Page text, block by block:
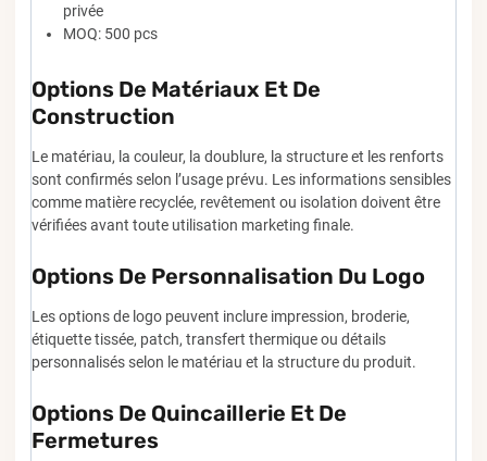
privée
MOQ: 500 pcs
Options De Matériaux Et De
Construction
Le matériau, la couleur, la doublure, la structure et les renforts
sont confirmés selon l’usage prévu. Les informations sensibles
comme matière recyclée, revêtement ou isolation doivent être
vérifiées avant toute utilisation marketing finale.
Options De Personnalisation Du Logo
Les options de logo peuvent inclure impression, broderie,
étiquette tissée, patch, transfert thermique ou détails
personnalisés selon le matériau et la structure du produit.
Options De Quincaillerie Et De
Fermetures